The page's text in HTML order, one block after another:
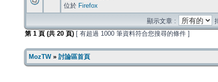
位於 Firefox
顯示文章 :
第 1 頁 (共 20 頁) [ 有超過 1000 筆資料符合您搜尋的條件 ]
MozTW» 討論區首頁